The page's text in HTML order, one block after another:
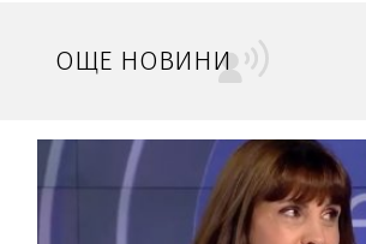
ОЩЕ НОВИНИ